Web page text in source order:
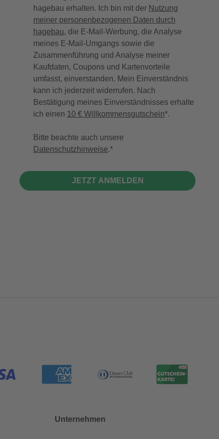
hagebau erhalten. Ich bin mit der Nutzung
meiner personenbezogenen Daten durch
hagebau, die E-Mail-Werbung, die Analyse
meines E-Mail-Umgangs sowie die
Zusammenführung und Analyse meiner
Kaufdaten, Coupons und Kartenvorteile
umfasst, einverstanden. Mein Einverständnis
kann ich jederzeit widerrufen. Nach
Bestätigung meines Einverständnisses erhalte
ich einen 10 € Willkommensgutschein*.
Bitte beachte auch unsere
Datenschutzhinweise.
JETZT ANMELDEN
Unternehmen